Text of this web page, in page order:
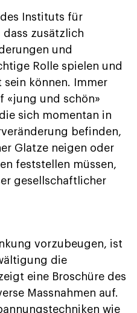
des Instituts für
zusätzlich
und
Rolle spielen und
sein können. Immer
«jung und schön»
sich momentan in
befinden,
Glatze neigen oder
feststellen müssen,
gesellschaftlicher
vorzubeugen, ist
die
eine Broschüre des
Massnahmen auf.
wie